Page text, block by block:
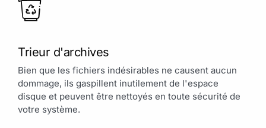
Trieur d'archives
Bien que les fichiers indésirables ne causent aucun
dommage, ils gaspillent inutilement de l'espace
disque et peuvent être nettoyés en toute sécurité de
votre système.